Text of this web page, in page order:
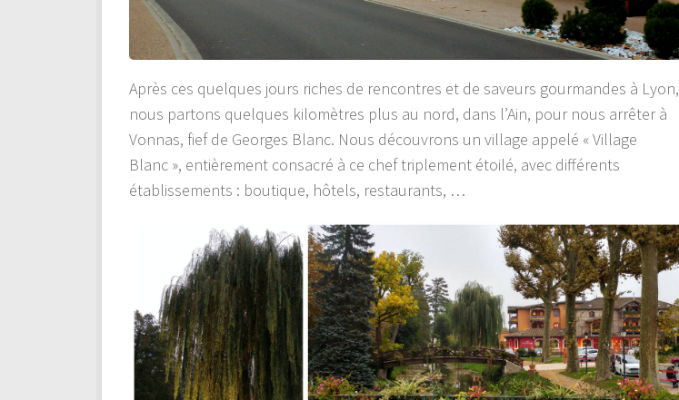
Après ces quelques jours riches de rencontres et de saveurs gourmandes à Lyon,
nous partons quelques kilomètres plus au nord, dans l’Ain, pour nous arrêter à
Vonnas, fief de Georges Blanc. Nous découvrons un village appelé « Village
Blanc », entièrement consacré à ce chef triplement étoilé, avec différents
établissements : boutique, hôtels, restaurants, …